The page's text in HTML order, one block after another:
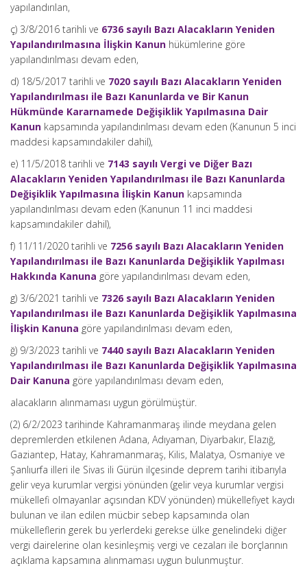
yapılandırılan,
ç) 3/8/2016 tarihli ve 6736 sayılı Bazı Alacakların Yeniden
Yapılandırılmasına İlişkin Kanun hükümlerine göre
yapılandırılması devam eden,
d) 18/5/2017 tarihli ve 7020 sayılı Bazı Alacakların Yeniden
Yapılandırılması ile Bazı Kanunlarda ve Bir Kanun
Hükmünde Kararnamede Değişiklik Yapılmasına Dair
Kanun kapsamında yapılandırılması devam eden (Kanunun 5 inci
maddesi kapsamındakiler dahil),
e) 11/5/2018 tarihli ve 7143 sayılı Vergi ve Diğer Bazı
Alacakların Yeniden Yapılandırılması ile Bazı Kanunlarda
Değişiklik Yapılmasına İlişkin Kanun kapsamında
yapılandırılması devam eden (Kanunun 11 inci maddesi
kapsamındakiler dahil),
f) 11/11/2020 tarihli ve 7256 sayılı Bazı Alacakların Yeniden
Yapılandırılması ile Bazı Kanunlarda Değişiklik Yapılması
Hakkında Kanuna göre yapılandırılması devam eden,
g) 3/6/2021 tarihli ve 7326 sayılı Bazı Alacakların Yeniden
Yapılandırılması ile Bazı Kanunlarda Değişiklik Yapılmasına
İlişkin Kanuna göre yapılandırılması devam eden,
ğ) 9/3/2023 tarihli ve 7440 sayılı Bazı Alacakların Yeniden
Yapılandırılması ile Bazı Kanunlarda Değişiklik Yapılmasına
Dair Kanuna göre yapılandırılması devam eden,
alacakların alınmaması uygun görülmüştür.
(2) 6/2/2023 tarihinde Kahramanmaraş ilinde meydana gelen
depremlerden etkilenen Adana, Adıyaman, Diyarbakır, Elazığ,
Gaziantep, Hatay, Kahramanmaraş, Kilis, Malatya, Osmaniye ve
Şanlıurfa illeri ile Sivas ili Gürün ilçesinde deprem tarihi itibarıyla
gelir veya kurumlar vergisi yönünden (gelir veya kurumlar vergisi
mükellefi olmayanlar açısından KDV yönünden) mükellefiyet kaydı
bulunan ve ilan edilen mücbir sebep kapsamında olan
mükelleflerin gerek bu yerlerdeki gerekse ülke genelindeki diğer
vergi dairelerine olan kesinleşmiş vergi ve cezaları ile borçlarının
açıklama kapsamına alınmaması uygun bulunmuştur.